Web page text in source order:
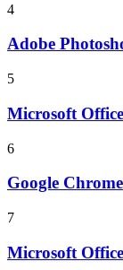
4
Adobe
5
Microsoft
6
Google Chrome
7
Microsoft